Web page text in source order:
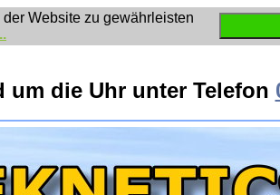
Website zu gewährleisten
die Uhr unter Telefon